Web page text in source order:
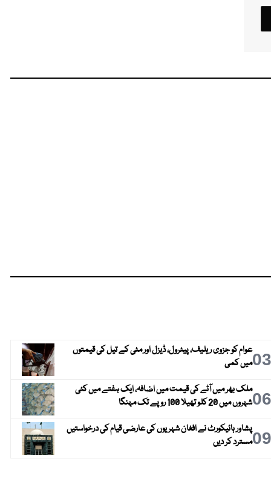
03عوام کو جزوی ریلیف، پیٹرول، ڈیزل اور مٹی کے تیل کی قیمتوں
میں کمی
06ملک بھر میں آٹے کی قیمت میں اضافہ، ایک ہفتے میں کئی
شہروں میں 20 کلو تھیلا 100 روپے تک مہنگا
09پشاور ہائیکورٹ نے افغان شہریوں کی عارضی قیام کی درخواستیں
مسترد کر دیں